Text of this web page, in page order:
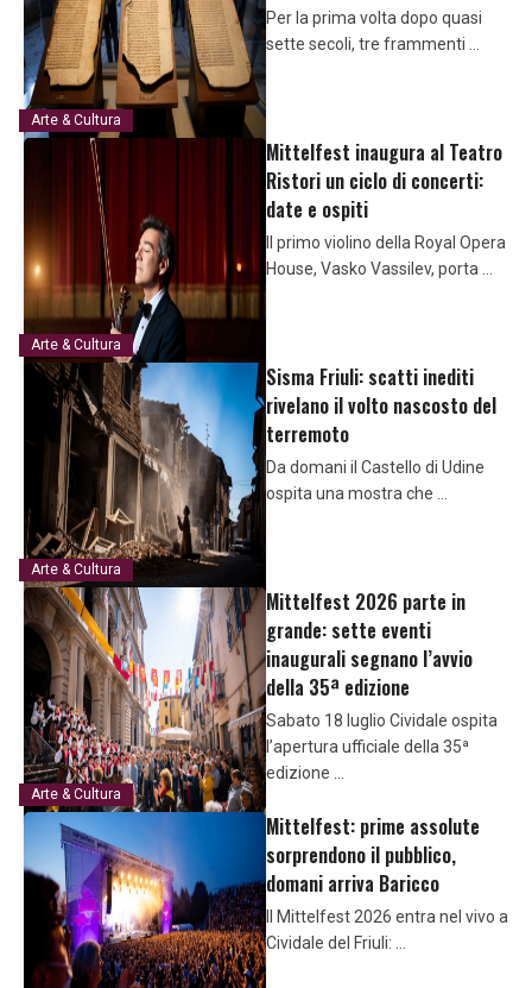
Arte & Cultura
Per la prima volta dopo quasi
sette secoli, tre frammenti …
Arte & Cultura
Mittelfest inaugura al Teatro
Ristori un ciclo di concerti:
date e ospiti
Il primo violino della Royal Opera
House, Vasko Vassilev, porta …
Arte & Cultura
Sisma Friuli: scatti inediti
rivelano il volto nascosto del
terremoto
Da domani il Castello di Udine
ospita una mostra che …
Arte & Cultura
Mittelfest 2026 parte in
grande: sette eventi
inaugurali segnano l’avvio
della 35ª edizione
Sabato 18 luglio Cividale ospita
l’apertura ufficiale della 35ª
edizione …
Mittelfest: prime assolute
sorprendono il pubblico,
domani arriva Baricco
Il Mittelfest 2026 entra nel vivo a
Cividale del Friuli: …